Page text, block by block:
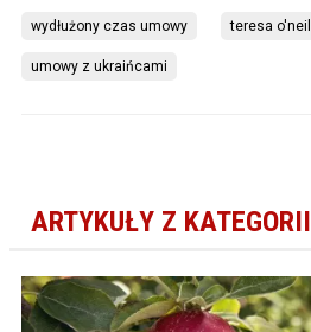
wydłużony czas umowy teresa o'neill
umowy z ukraińcami
ARTYKUŁY Z KATEGORII